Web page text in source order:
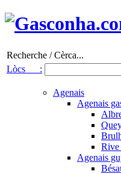
Recherche / Cèrca...
Lòcs :
Agenais
Agenais
Rive
Agenais